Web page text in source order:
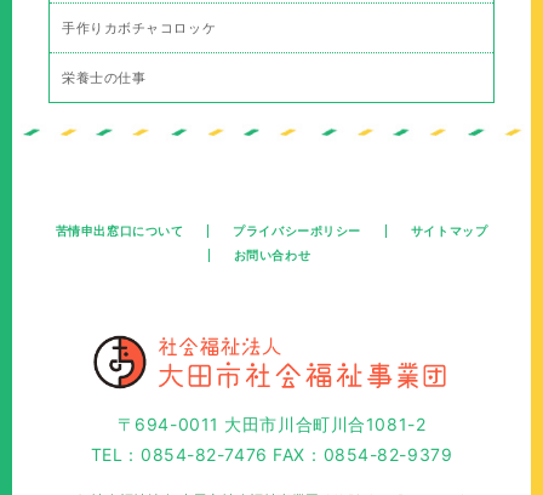
手作りカボチャコロッケ
栄養士の仕事
苦情申出窓口について プライバシーポリシー
サイトマップ
お問い合わせ
〒694-0011 大田市川合町川合1081-2
TEL：0854-82-7476 FAX：0854-82-9379